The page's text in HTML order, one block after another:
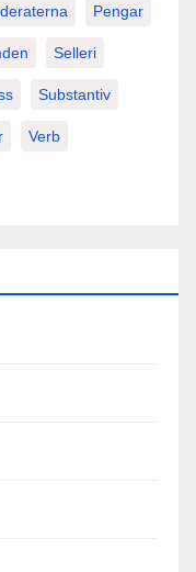
Pengar
Selleri
Substantiv
Verb